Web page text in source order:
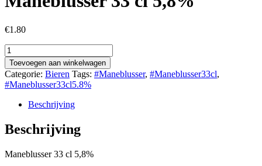
€1.80
Maneblusser
33
cl
5,8%
aantal
Toevoegen aan winkelwagen
Categorie: Bieren Tags: #Maneblusser, #Maneblusser33cl,
#Maneblusser33cl5.8%
Beschrijving
Beschrijving
Maneblusser 33 cl 5,8%